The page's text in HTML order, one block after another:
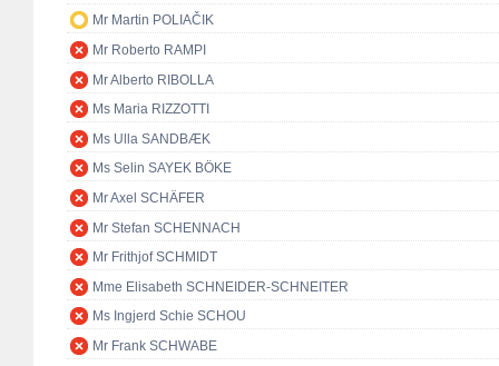
Mr Martin POLIAČIK
Mr Roberto RAMPI
Mr Alberto RIBOLLA
Ms Maria RIZZOTTI
Ms Ulla SANDBÆK
Ms Selin SAYEK BÖKE
Mr Axel SCHÄFER
Mr Stefan SCHENNACH
Mr Frithjof SCHMIDT
Mme Elisabeth SCHNEIDER-SCHNEITER
Ms Ingjerd Schie SCHOU
Mr Frank SCHWABE